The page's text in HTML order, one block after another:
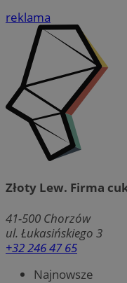
reklama
Złoty Lew. Firma
41-500 Chorzów
ul. Łukasińskiego 3
+32 246 47 65
Najnowsze